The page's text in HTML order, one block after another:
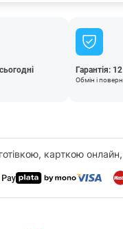
Гарантія:
Обмін і
готівкою, карткою